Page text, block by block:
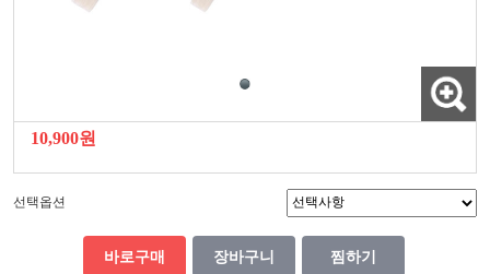
10,900원
선택옵션
바로구매 장바구니 찜하기